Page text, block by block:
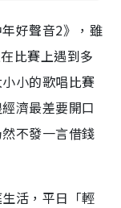
好聲音2》，雖
比賽上遇到多
小的歌唱比賽
濟最差要開口
不發一言借錢
活，平日「輕